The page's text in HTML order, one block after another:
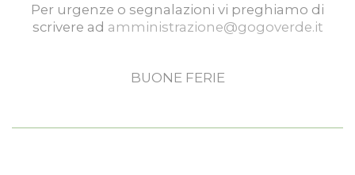
Per urgenze o segnalazioni vi preghiamo di
scrivere ad amministrazione@gogoverde.it
BUONE FERIE